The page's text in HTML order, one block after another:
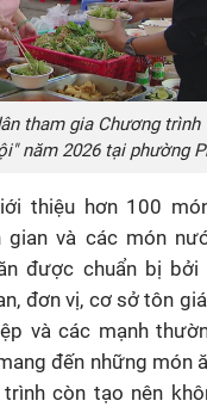
tham gia Chương trình
năm 2026 tại phường
thiệu hơn 100
gian và các món
được chuẩn bị bởi
đơn vị, cơ sở tôn
và các mạnh
đến những món
còn tạo nên